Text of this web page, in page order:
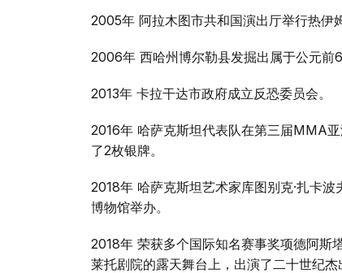
2005年 阿拉木图市共和国演出厅举行热伊
2006年 西哈州博尔勒县发掘出属于公元前
2013年 卡拉干达市政府成立反恐委员会。
2016年 哈萨克斯坦代表队在第三届MMA
了2枚银牌。
2018年 哈萨克斯坦艺术家库图别克·扎卡
博物馆举办。
2018年 荣获多个国际知名赛事奖项德阿斯
莱托剧院的露天舞台上，出演了二十世纪杰